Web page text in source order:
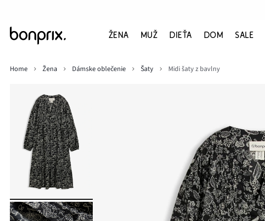
ŽENA MUŽ DIEŤA DOM SALE
Home
Žena Dámske oblečenie Šaty Midi šaty z bavlny